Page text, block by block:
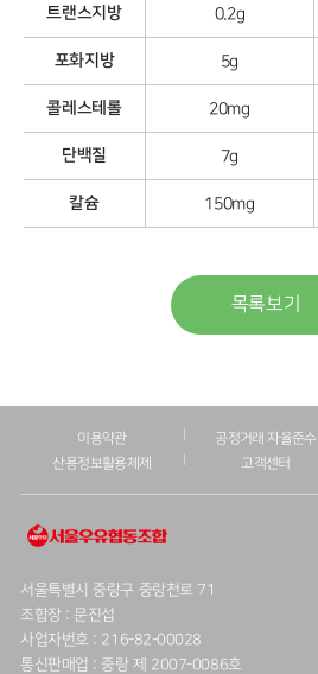
트랜스지방 0.2g
포화지방 5g
콜레스테롤 20mg
단백질 7g
칼슘 150mg
목록보기
이용약관 공정거래 자율준수
산용정보활용체제
고객센터
서울특별시 중랑구 중랑천로 71
조합장 : 문진섭
사업자번호 : 216-82-00028
통신판매업 : 중랑 제 2007-0086호